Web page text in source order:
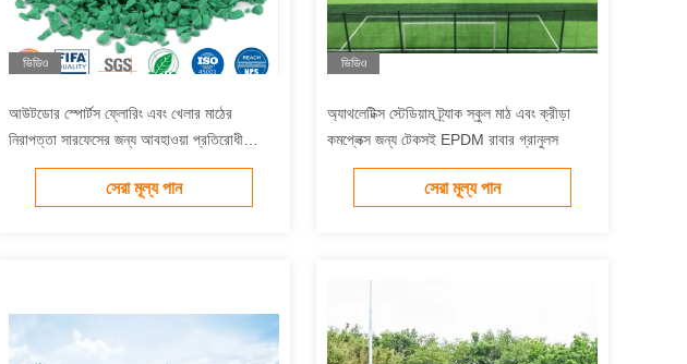
ভিডিও
আউটডোর স্পোর্টস ফ্লোরিং এবং খেলার মাঠের
নিরাপত্তা সারফেসের জন্য আবহাওয়া প্রতিরোধী
EPDM রাবার গ্রানুলস
সেরা মূল্য পান
ভিডিও
অ্যাথলেটিক্স স্টেডিয়াম ট্র্যাক স্কুল মাঠ এবং ক্রীড়া
কমপ্লেক্স জন্য টেকসই EPDM রাবার গ্রানুলস
সেরা মূল্য পান